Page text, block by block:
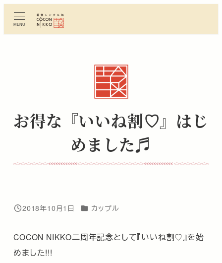
ン
MENU
お得な『いいね割♡』はじ
めました♬
投稿日
2018年10月1日 カテゴリー
カップル
COCON NIKKO二周年記念として『いいね割♡』を始
めました!!!